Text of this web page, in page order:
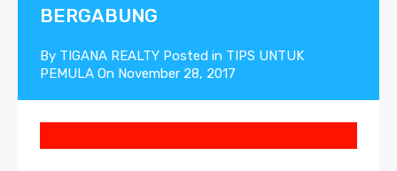
BERGABUNG
By TIGANA REALTY Posted in TIPS UNTUK
PEMULA On November 28, 2017